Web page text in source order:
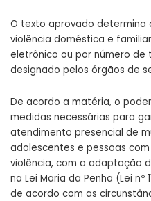
O texto aprovado determina
violência doméstica e
eletrônico ou por número
designado pelos órgãos de
De acordo a matéria, o
medidas necessárias para
atendimento presencial de
adolescentes e pessoas
violência, com a adaptação
na Lei Maria da Penha (Lei nº
de acordo com as